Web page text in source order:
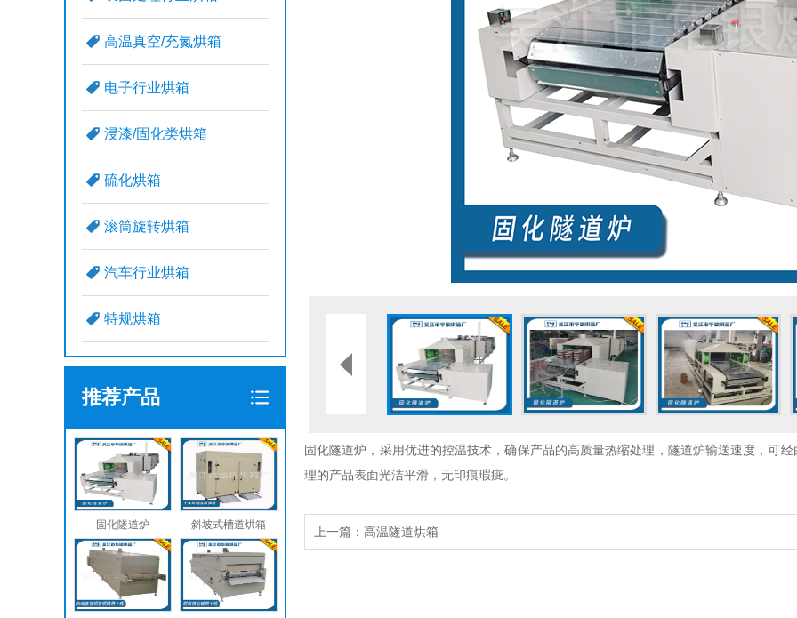
高温真空/充氮烘箱
电子行业烘箱
浸漆/固化类烘箱
硫化烘箱
滚筒旋转烘箱
汽车行业烘箱
特规烘箱
推荐产品
固化隧道炉 斜坡式槽道烘箱
固化隧道炉，采用优进的控温技术，确保产品的高质量热缩处理，隧道炉输送速度，可
理的产品表面光洁平滑，无印痕瑕疵。
上一篇： 高温隧道烘箱